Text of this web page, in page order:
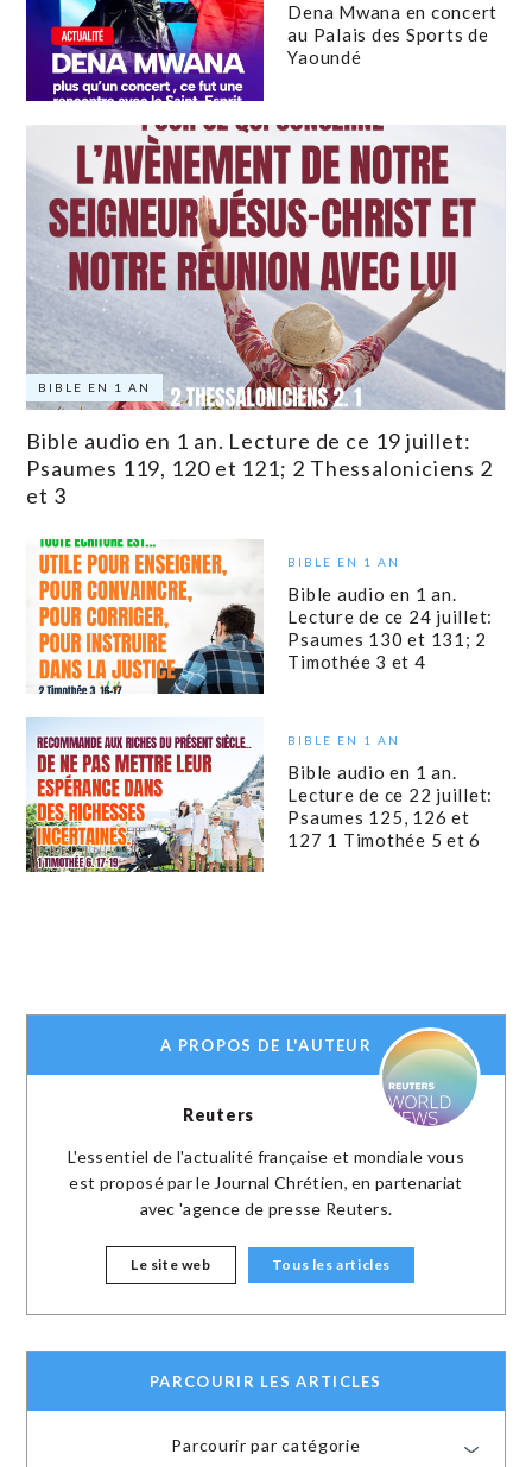
Dena Mwana en concert
au Palais des Sports de
Yaoundé
BIBLE EN 1 AN
Bible audio en 1 an. Lecture de ce 19 juillet:
Psaumes 119, 120 et 121; 2 Thessaloniciens 2
et 3
BIBLE EN 1 AN
Bible audio en 1 an.
Lecture de ce 24 juillet:
Psaumes 130 et 131; 2
Timothée 3 et 4
BIBLE EN 1 AN
Bible audio en 1 an.
Lecture de ce 22 juillet:
Psaumes 125, 126 et
127 1 Timothée 5 et 6
A PROPOS DE L'AUTEUR
Reuters
L'essentiel de l'actualité française et mondiale vous
est proposé par le Journal Chrétien, en partenariat
avec 'agence de presse Reuters.
Le site web Tous les articles
PARCOURIR LES ARTICLES
Parcourir par catégorie